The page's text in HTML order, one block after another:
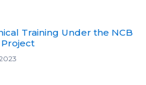
Training Under the NCB